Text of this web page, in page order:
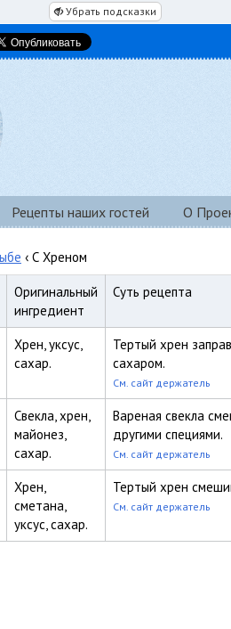
Убрать подсказки
Рецепты наших гостей О
‹ С Хреном
Оригинальный
ингредиент
Суть рецепта
Хрен, уксус,
сахар.
Тертый хрен
сахаром.
См. сайт держатель
Свекла, хрен,
майонез,
сахар.
Вареная свекла
другими специями.
См. сайт держатель
Хрен,
сметана,
уксус, сахар.
Тертый хрен
См. сайт держатель